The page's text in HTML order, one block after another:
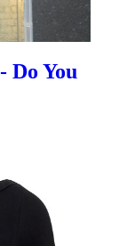
Do You